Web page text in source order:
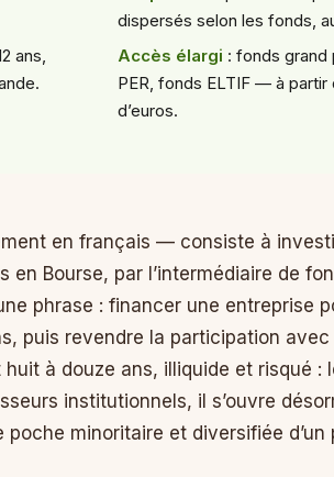
ans,
dispersés selon les fonds,
Accès élargi : fonds grand
PER, fonds ELTIF — à
d’euros.
en français — consiste à
Bourse, par l’intermédiaire de
phrase : financer une entreprise
puis revendre la participation avec
à douze ans, illiquide et risqué :
institutionnels, il s’ouvre
poche minoritaire et diversifiée